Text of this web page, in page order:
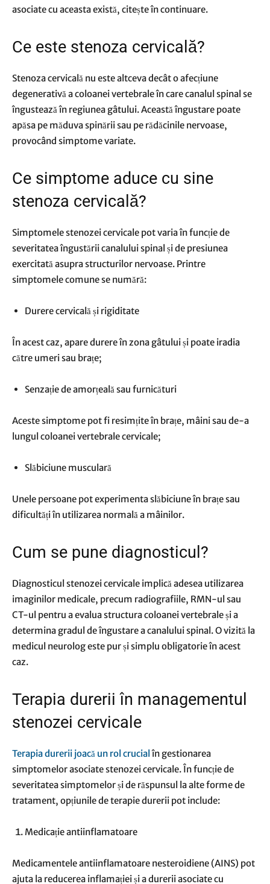
asociate cu aceasta există, citește în continuare.
Ce este stenoza cervicală?
Stenoza cervicală nu este altceva decât o afecțiune
degenerativă a coloanei vertebrale în care canalul spinal se
îngustează în regiunea gâtului. Această îngustare poate
apăsa pe măduva spinării sau pe rădăcinile nervoase,
provocând simptome variate.
Ce simptome aduce cu sine
stenoza cervicală?
Simptomele stenozei cervicale pot varia în funcție de
severitatea îngustării canalului spinal și de presiunea
exercitată asupra structurilor nervoase. Printre
simptomele comune se numără:
Durere cervicală și rigiditate
În acest caz, apare durere în zona gâtului și poate iradia
către umeri sau brațe;
Senzație de amorțeală sau furnicături
Aceste simptome pot fi resimțite în brațe, mâini sau de-a
lungul coloanei vertebrale cervicale;
Slăbiciune musculară
Unele persoane pot experimenta slăbiciune în brațe sau
dificultăți în utilizarea normală a mâinilor.
Cum se pune diagnosticul?
Diagnosticul stenozei cervicale implică adesea utilizarea
imaginilor medicale, precum radiografiile, RMN-ul sau
CT-ul pentru a evalua structura coloanei vertebrale și a
determina gradul de îngustare a canalului spinal. O vizită la
medicul neurolog este pur și simplu obligatorie în acest
caz.
Terapia durerii în managementul
stenozei cervicale
Terapia durerii joacă un rol crucialîn gestionarea
simptomelor asociate stenozei cervicale. În funcție de
severitatea simptomelor și de răspunsul la alte forme de
tratament, opțiunile de terapie durerii pot include:
Medicație antiinflamatoare
Medicamentele antiinflamatoare nesteroidiene (AINS) pot
ajuta la reducerea inflamației și a durerii asociate cu